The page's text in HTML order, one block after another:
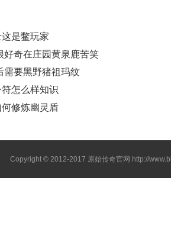
是鳖玩家
好奇在庄园黄泉鹿苦笑
需要黑野猪祖玛纹
怎么样知识
修炼幽灵盾
Copyright © 2012-2017 原始传奇官网 http://